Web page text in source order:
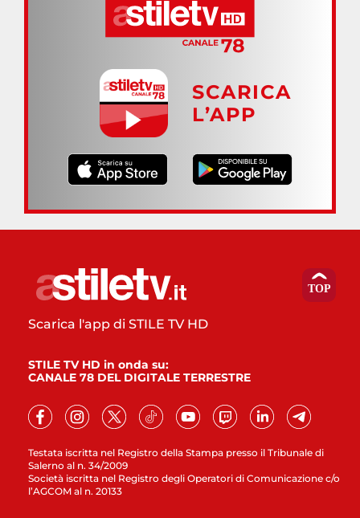
SCARICA
L’APP
Testata iscritta nel Registro della Stampa presso il Tribunale di
Salerno al n. 34/2009
Società iscritta nel Registro degli Operatori di Comunicazione c/o
l’AGCOM al n. 20133
Scarica l'app di STILE TV HD
STILE TV HD in onda su:
CANALE 78 DEL DIGITALE TERRESTRE